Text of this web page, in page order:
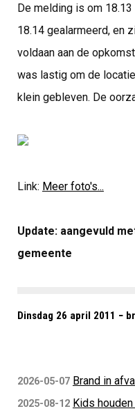
De melding is om
18.14 gealarmeerd, en
voldaan aan de
was lastig om de
klein gebleven. De
Link: Meer foto's...
Update: aangevuld
gemeente
Dinsdag 26 april 2011 −
2026-05-07 Brand in
2025-08-12 Kids